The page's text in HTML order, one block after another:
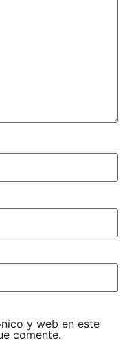
y web en este
comente.